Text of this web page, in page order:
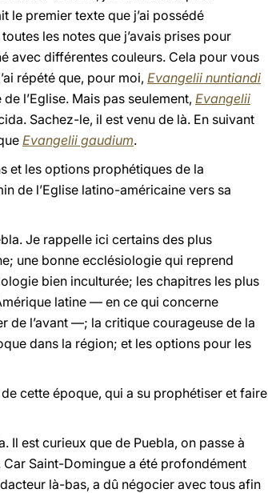
le premier texte que j’ai possédé
les notes que j’avais prises pour
avec différentes couleurs. Cela pour vous
répété que, pour moi, Evangelii nuntiandi
l’Eglise. Mais pas seulement, Evangelii
Sachez-le, il est venu de là. En suivant
Evangelii gaudium.
et les options prophétiques de la
de l’Eglise latino-américaine vers sa
Je rappelle ici certains des plus
une bonne ecclésiologie qui reprend
bien inculturée; les chapitres les plus
latine — en ce qui concerne
de l’avant —; la critique courageuse de la
dans la région; et les options pour les
cette époque, qui a su prophétiser et faire
Il est curieux que de Puebla, on passe à
Saint-Domingue a été profondément
là-bas, a dû négocier avec tous afin